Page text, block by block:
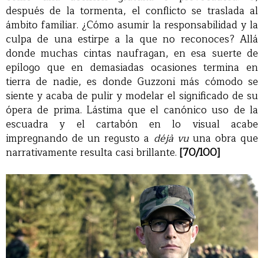
después de la tormenta, el conflicto se traslada al
ámbito familiar. ¿Cómo asumir la responsabilidad y la
culpa de una estirpe a la que no reconoces? Allá
donde muchas cintas naufragan, en esa suerte de
epílogo que en demasiadas ocasiones termina en
tierra de nadie, es donde Guzzoni más cómodo se
siente y acaba de pulir y modelar el significado de su
ópera de prima. Lástima que el canónico uso de la
escuadra y el cartabón en lo visual acabe
impregnando de un regusto a déjà vuuna obra que
narrativamente resulta casi brillante. [70/100]